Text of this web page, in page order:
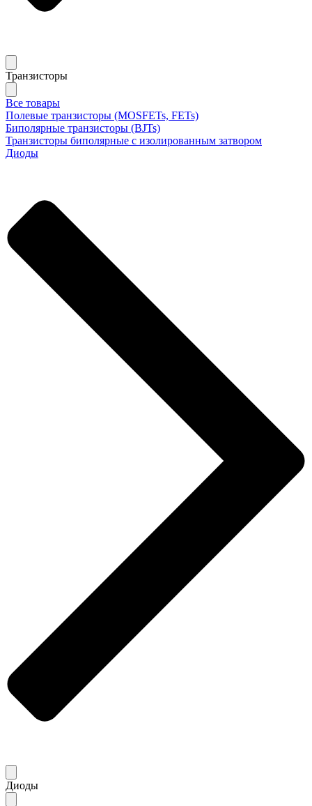
Транзисторы
Все товары
Полевые транзисторы (MOSFETs, FETs)
Биполярные транзисторы (BJTs)
Транзисторы биполярные с изолированным затвором
Диоды
Диоды